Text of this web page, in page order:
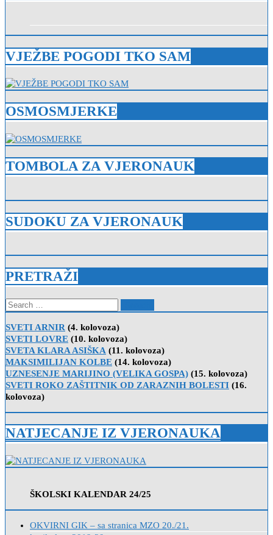
VJEŽBE POGODI TKO SAM
OSMOSMJERKE
TOMBOLA ZA VJERONAUK
SUDOKU ZA VJERONAUK
PRETRAŽI
Search
for:
SVETI ARNIR (4. kolovoza)
SVETI LOVRE (10. kolovoza)
SVETA KLARA ASIŠKA (11. kolovoza)
MAKSIMILIJAN KOLBE (14. kolovoza)
UZNESENJE MARIJINO (VELIKA GOSPA) (15. kolovoza)
SVETI ROKO ZAŠTITNIK OD ZARAZNIH BOLESTI (16.
kolovoza)
NATJECANJE IZ VJERONAUKA
ŠKOLSKI KALENDAR 24/25
OKVIRNI GIK – sa stranica MZO 20./21.